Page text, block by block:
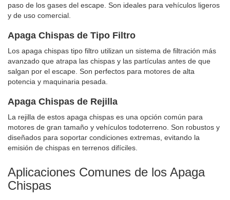
paso de los gases del escape. Son ideales para vehículos ligeros
y de uso comercial.
Apaga Chispas de Tipo Filtro
Los apaga chispas tipo filtro utilizan un sistema de filtración más
avanzado que atrapa las chispas y las partículas antes de que
salgan por el escape. Son perfectos para motores de alta
potencia y maquinaria pesada.
Apaga Chispas de Rejilla
La rejilla de estos apaga chispas es una opción común para
motores de gran tamaño y vehículos todoterreno. Son robustos y
diseñados para soportar condiciones extremas, evitando la
emisión de chispas en terrenos difíciles.
Aplicaciones Comunes de los Apaga
Chispas